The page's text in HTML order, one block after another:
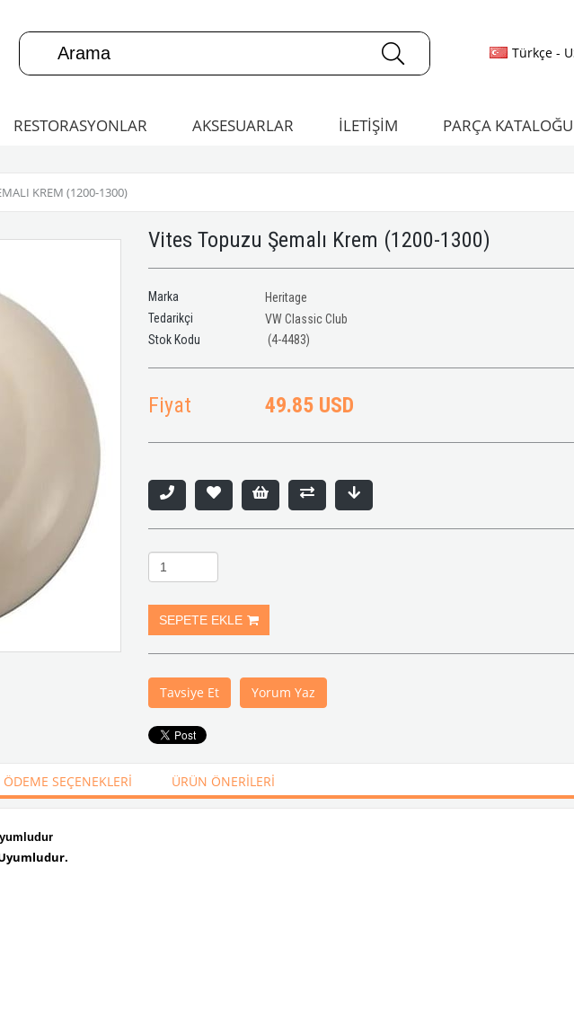
Türkçe -
RESTORASYONLAR AKSESUARLAR İLETİŞİM PARÇA KATALOĞU
KREM (1200-1300)
Vites Topuzu Şemalı Krem (1200-1300)
Marka
Heritage
Tedarikçi
VW Classic Club
(4-4483)
Fiyat 49.85 USD
Tavsiye Et Yorum Yaz
ÖDEME SEÇENEKLERI ÜRÜN ÖNERILERI